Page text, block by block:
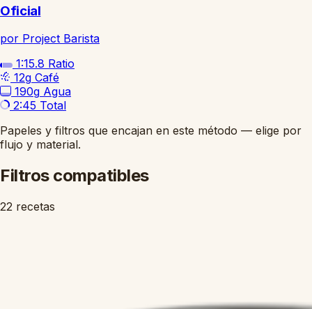
Oficial
por Project Barista
1:15.8 Ratio
12g Café
190g Agua
2:45 Total
Papeles y filtros que encajan en este método — elige por
flujo y material.
Filtros compatibles
22 recetas